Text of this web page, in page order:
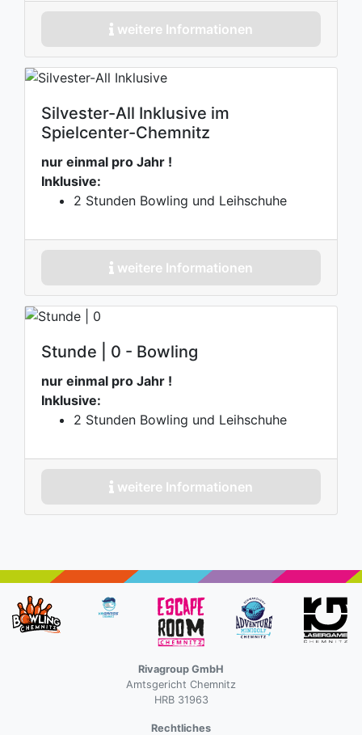
weitere Informationen
Silvester-All Inklusive im
Spielcenter-Chemnitz
nur einmal pro Jahr !
Inklusive:
2 Stunden Bowling und Leihschuhe
weitere Informationen
Stunde | 0 - Bowling
nur einmal pro Jahr !
Inklusive:
2 Stunden Bowling und Leihschuhe
weitere Informationen
Rivagroup GmbH
Amtsgericht Chemnitz
HRB 31963
Rechtliches